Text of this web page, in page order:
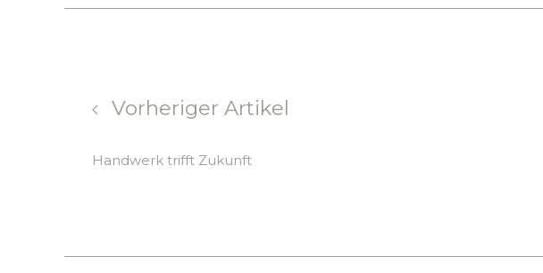
Vorheriger Artikel
Handwerk trifft Zukunft